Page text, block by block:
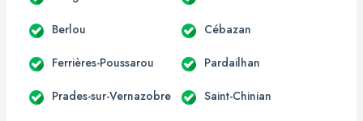
Berlou Cébazan
Ferrières-Poussarou Pardailhan
Prades-sur-Vernazobre Saint-Chinian